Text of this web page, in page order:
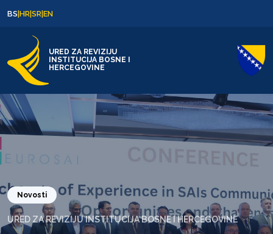
BS|HR|SR|EN
URED ZA REVIZIJU
INSTITUCIJA BOSNE I
HERCEGOVINE
Novosti
URED ZA REVIZIJU INSTITUCIJA BOSNE I HERCEGOVINE